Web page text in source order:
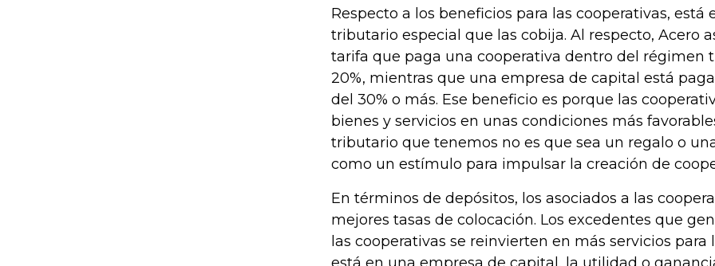
Respecto a los beneficios para las cooperativas, está
tributario especial que las cobija. Al respecto, Acero
tarifa que paga una cooperativa dentro del régimen
20%, mientras que una empresa de capital está
del 30% o más. Ese beneficio es porque las
bienes y servicios en unas condiciones más
tributario que tenemos no es que sea un regalo o
como un estímulo para impulsar la creación de
En términos de depósitos, los asociados a las
mejores tasas de colocación. Los excedentes que
las cooperativas se reinvierten en más servicios para